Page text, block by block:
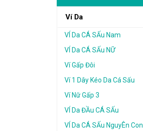
Ví Da
VÍ Da CÁ SẤu Nam
VÍ Da CÁ SẤu NỮ
Ví Gấp Đôi
Ví 1 Dây Kéo Da Cá Sấu
Ví Nữ Gấp 3
VÍ Da ĐẦu CÁ SẤu
VÍ Da CÁ SẤu NguyÊn Con